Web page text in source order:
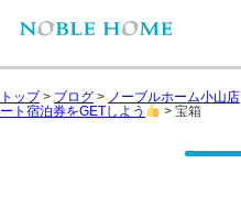
トップ> ブログ > ノーブルホーム小山店
ート宿泊券をGETしよう
> 宝箱